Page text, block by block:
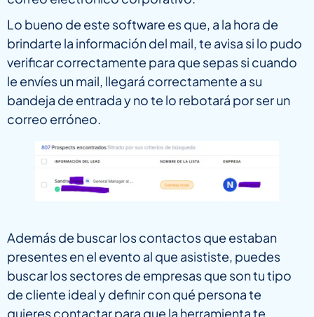
Lo bueno de este software es que, a la hora de
brindarte la información del mail, te avisa si lo pudo
verificar correctamente para que sepas si cuando
le envíes un mail, llegará correctamente a su
bandeja de entrada y no te lo rebotará por ser un
correo erróneo.
Además de buscar los contactos que estaban
presentes en el evento al que asististe, puedes
buscar los sectores de empresas que son tu tipo
de cliente ideal y definir con qué persona te
quieres contactar para que la herramienta te